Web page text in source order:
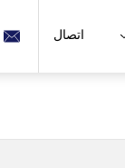
اتصال